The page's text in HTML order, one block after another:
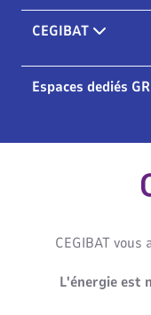
CEGIBAT
Espaces dediés
CEGIBAT
L'énergie est